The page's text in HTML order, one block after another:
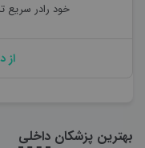
خود رادر سریع
از
بهترین پزشکان داخلی